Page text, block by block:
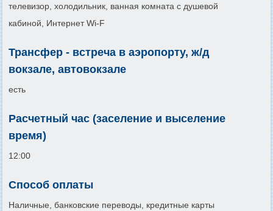
телевизор, холодильник, ванная комната с душевой
кабиной, Интернет Wi-F
Трансфер - встреча в аэропорту, ж/д
вокзале, автовокзале
есть
Расчетный час (заселение и выселение
время)
12:00
Способ оплаты
Наличные, банковские переводы, кредитные карты